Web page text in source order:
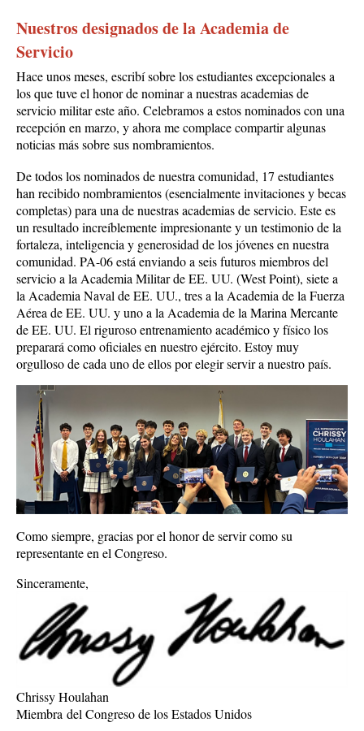
Nuestros designados de la Academia de
Servicio
Hace unos meses, escribí sobre los estudiantes excepcionales a
los que tuve el honor de nominar a nuestras academias de
servicio militar este año. Celebramos a estos nominados con una
recepción en marzo, y ahora me complace compartir algunas
noticias más sobre sus nombramientos.
De todos los nominados de nuestra comunidad, 17 estudiantes
han recibido nombramientos (esencialmente invitaciones y becas
completas) para una de nuestras academias de servicio. Este es
un resultado increíblemente impresionante y un testimonio de la
fortaleza, inteligencia y generosidad de los jóvenes en nuestra
comunidad. PA-06 está enviando a seis futuros miembros del
servicio a la Academia Militar de EE. UU. (West Point), siete a
la Academia Naval de EE. UU., tres a la Academia de la Fuerza
Aérea de EE. UU. y uno a la Academia de la Marina Mercante
de EE. UU. El riguroso entrenamiento académico y físico los
preparará como oficiales en nuestro ejército. Estoy muy
orgulloso de cada uno de ellos por elegir servir a nuestro país.
Como siempre, gracias por el honor de servir como su
representante en el Congreso.
Sinceramente,
Chrissy Houlahan
Miembra del Congreso de los Estados Unidos